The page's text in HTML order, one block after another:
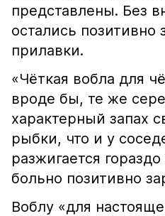
представлены. Без
остались позитивно
прилавки.
«Чёткая вобла для
вроде бы, те же
характерный запах
рыбки, что и у
разжигается
больно позитивно
Воблу «для